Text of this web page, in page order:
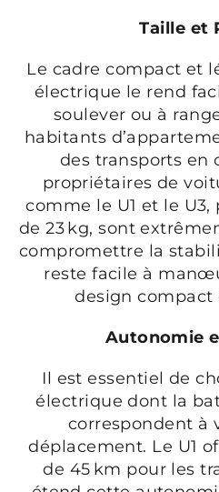
Taille et
Le cadre compact et
électrique le rend
soulever ou à
habitants
des transports en
propriétaires de
comme le U1 et le
de 23 kg, sont
compromettre la
reste facile à
design
Autonomie
Il est essentiel de
électrique dont la
correspondent à
déplacement. Le U1
de 45 km pour les